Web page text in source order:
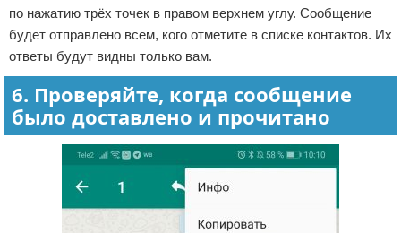
по нажатию трёх точек в правом верхнем углу. Сообщение
будет отправлено всем, кого отметите в списке контактов. Их
ответы будут видны только вам.
6. Проверяйте, когда сообщение
было доставлено и прочитано